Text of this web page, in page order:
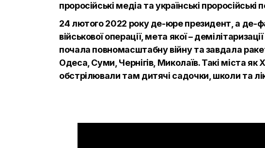
проросійські медіа та українські проросійські
24 лютого 2022 року де-юре президент, а де-
військової операції, мета якої –
почала повномасштабну війну та завдала
Одеса, Суми, Чернігів, Миколаїв. Такі міста
обстрілювали там дитячі садочки, школи та